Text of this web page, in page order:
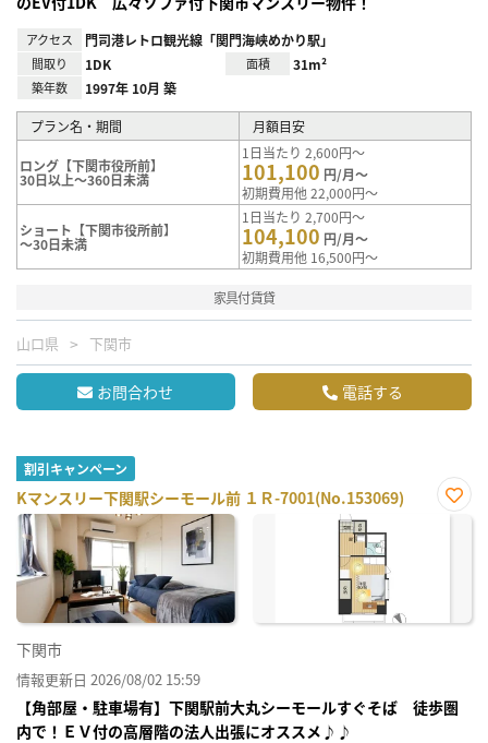
アクセス 門司港レトロ観光線「関門海峡めかり駅」
間取り 1DK 面積 31m²
築年数 1997年 10月 築
プラン名・期間 月額目安
ロング【下関市役所前】
30日以上～360日未満
1日当たり 2,600円～
101,100 円/月～
初期費用他 22,000円～
ショート【下関市役所前】
～30日未満
1日当たり 2,700円～
104,100 円/月～
初期費用他 16,500円～
家具付賃貸
山口県 下関市
お問合わせ 電話する
割引キャンペーン
Kマンスリー下関駅シーモール前 １Ｒ-7001(No.153069)
お気
下関市
情報更新日 2026/08/02 15:59
【角部屋・駐車場有】下関駅前大丸シーモールすぐそば 徒歩圏
内で！ＥＶ付の高層階の法人出張にオススメ♪♪